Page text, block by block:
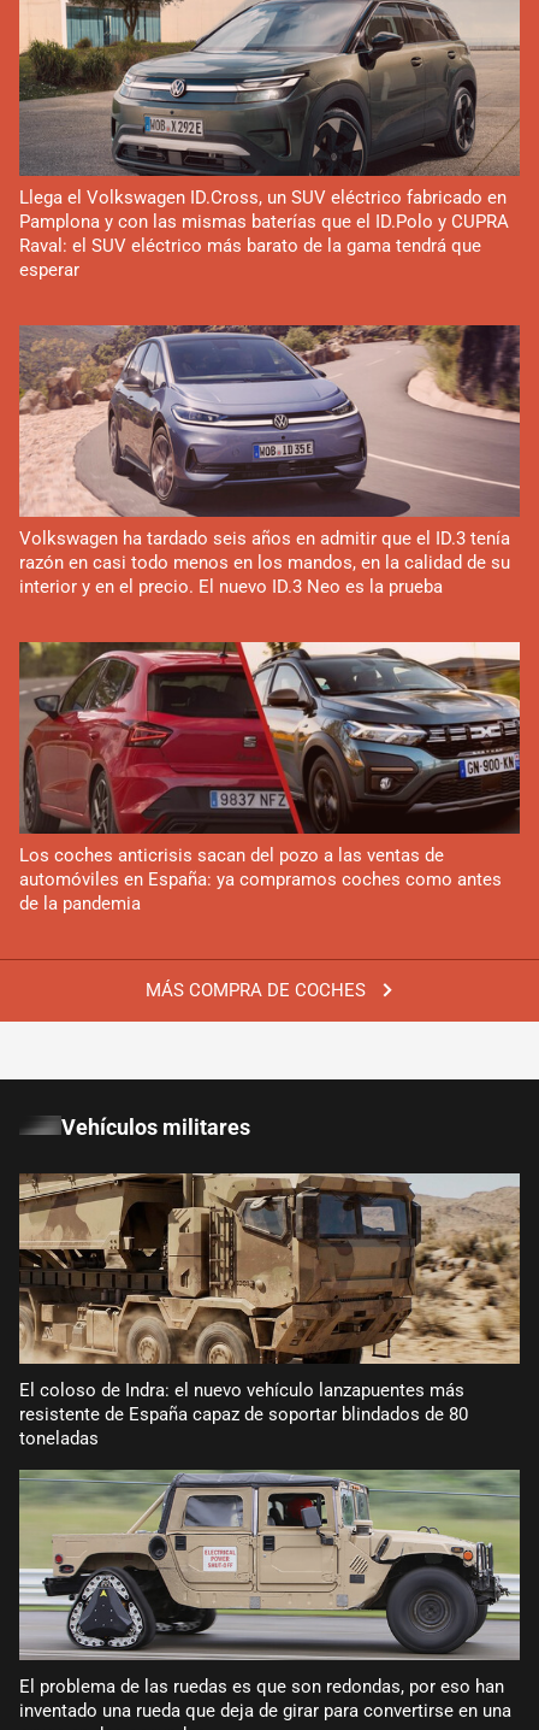
MÁS COMPRA DE COCHES
Llega el Volkswagen ID.Cross, un SUV eléctrico fabricado en
Pamplona y con las mismas baterías que el ID.Polo y CUPRA
Raval: el SUV eléctrico más barato de la gama tendrá que
esperar
Volkswagen ha tardado seis años en admitir que el ID.3 tenía
razón en casi todo menos en los mandos, en la calidad de su
interior y en el precio. El nuevo ID.3 Neo es la prueba
Los coches anticrisis sacan del pozo a las ventas de
automóviles en España: ya compramos coches como antes
de la pandemia
Vehículos militares
El coloso de Indra: el nuevo vehículo lanzapuentes más
resistente de España capaz de soportar blindados de 80
toneladas
El problema de las ruedas es que son redondas, por eso han
inventado una rueda que deja de girar para convertirse en una